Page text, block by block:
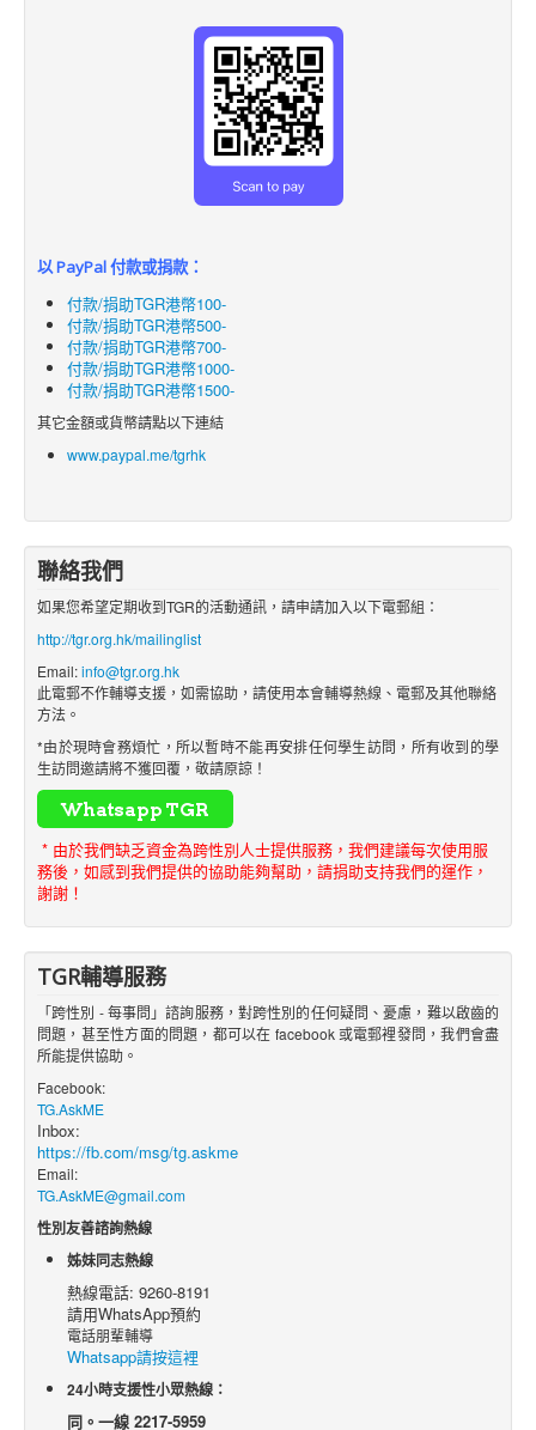
以 PayPal 付款或捐款：
付款/捐助TGR港幣100-
付款/捐助TGR港幣500-
付款/捐助TGR港幣700-
付款/捐助TGR港幣1000-
付款/捐助TGR港幣1500-
其它金額或貨幣請點以下連結
www.paypal.me/tgrhk
聯絡我們
如果您希望定期收到TGR的活動通訊，請申請加入以下電郵組：
http://tgr.org.hk/mailinglist
Email:info@tgr.org.hk
此電郵不作輔導支援，如需協助，請使用本會輔導熱線、電郵及其他聯絡
方法。
*由於現時會務煩忙，所以暫時不能再安排任何學生訪問，所有收到的學
生訪問邀請將不獲回覆，敬請原諒！
* 由於我們缺乏資金為跨性別人士提供服務，我們建議每次使用服
務後，如感到我們提供的協助能夠幫助，請捐助支持我們的運作，
謝謝！
TGR輔導服務
「跨性別 - 每事問」諮詢服務，對跨性別的任何疑問、憂慮，難以啟齒的
問題，甚至性方面的問題，都可以在 facebook 或電郵裡發問，我們會盡
所能提供協助。
Facebook:
TG.AskME
Inbox:
https://fb.com/msg/tg.askme
Email:
TG.AskME@gmail.com
性別友善諮詢熱線
姊妹同志熱線
熱線電話: 9260-8191
請用WhatsApp預約
電話朋輩輔導
Whatsapp請按這裡
24小時支援性小眾熱線：
同。一線 2217-5959